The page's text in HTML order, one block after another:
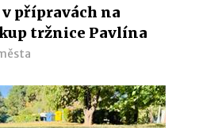
přípravách na
tržnice Pavlína